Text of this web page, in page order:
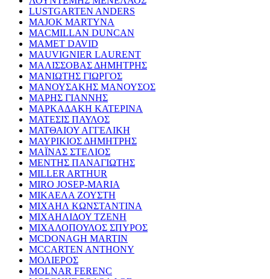
LUSTGARTEN ANDERS
MAJOK MARTYNA
MACMILLAN DUNCAN
MAMET DAVID
MAUVIGNIER LAURENT
ΜΑΛΙΣΣΟΒΑΣ ΔΗΜΗΤΡΗΣ
ΜΑΝΙΩΤΗΣ ΓΙΩΡΓΟΣ
ΜΑΝΟΥΣΑΚΗΣ ΜΑΝΟΥΣΟΣ
ΜΑΡΗΣ ΓΙΑΝΝΗΣ
ΜΑΡΚΑΔΑΚΗ ΚΑΤΕΡΙΝΑ
ΜΑΤΕΣΙΣ ΠΑΥΛΟΣ
ΜΑΤΘΑΙΟΥ ΑΓΓΕΛΙΚΗ
ΜΑΥΡΙΚΙΟΣ ΔΗΜΗΤΡΗΣ
ΜΑΪΝΑΣ ΣΤΕΛΙΟΣ
ΜΕΝΤΗΣ ΠΑΝΑΓΙΩΤΗΣ
MILLER ARTHUR
MIRO JOSEP-MARIA
ΜΙΚΑΕΛΑ ΖΟΥΣΤΗ
ΜΙΧΑΗΛ ΚΩΝΣΤΑΝΤΙΝΑ
ΜΙΧΑΗΛΙΔΟΥ ΤΖΕΝΗ
ΜΙΧΑΛΟΠΟΥΛΟΣ ΣΠΥΡΟΣ
MCDONAGH MARTIN
MCCARTEN ANTHONY
ΜΟΛΙΕΡΟΣ
MOLNAR FERENC